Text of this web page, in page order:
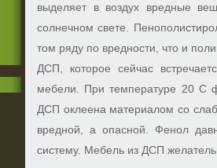
выделяет в воздух вредные
солнечном свете.
том ряду по вредности, что и
ДСП, которое сейчас
мебели. При температуре 20 С
ДСП оклеена материалом со
вредной, а опасной. Фенол
систему. Мебель из ДСП